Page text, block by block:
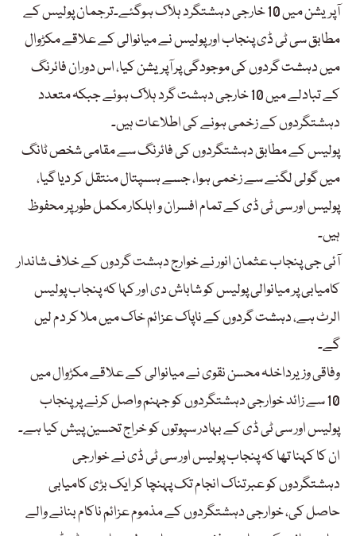
آپریشن میں 10 خارجی دہشتگرد ہلاک ہوگئے۔ترجمان پولیس کے
مطابق سی ٹی ڈی پنجاب اور پولیس نے میانوالی کے علاقے مکڑوال
میں دہشت گردوں کی موجودگی پر آپریشن کیا، اس دوران فائرنگ
کے تبادلے میں 10 خارجی دہشت گرد ہلاک ہوئے جبکہ متعدد
دہشتگردوں کے زخمی ہونے کی اطلاعات ہیں۔
پولیس کے مطابق دہشتگردوں کی فائرنگ سے مقامی شخص ٹانگ
میں گولی لگنے سے زخمی ہوا، جسے ہسپتال منتقل کر دیا گیا،
پولیس اور سی ٹی ڈی کے تمام افسران و اہلکار مکمل طور پر محفوظ
ہیں۔
آئی جی پنجاب عثمان انور نے خوارج دہشت گردوں کے خلاف شاندار
کامیابی پر میانوالی پولیس کو شاباش دی اور کہا کہ پنجاب پولیس
الرٹ ہے، دہشت گردوں کے ناپاک عزائم خاک میں ملا کر دم لیں
گے۔
وفاقی وزیرداخلہ محسن نقوی نے میانوالی کے علاقے مکڑوال میں
10 سے زائد خوارجی دہشتگردوں کو جہنم واصل کرنے پر پنجاب
پولیس اور سی ٹی ڈی کے بہادر سپوتوں کو خراج تحسین پیش کیا ہے۔
ان کا کہنا تھا کہ پنجاب پولیس اور سی ٹی ڈی نے خوارجی
دہشتگردوں کو عبرتناک انجام تک پہنچا کر ایک بڑی کامیابی
حاصل کی، خوارجی دہشتگردوں کے مذموم عزائم ناکام بنانے والے